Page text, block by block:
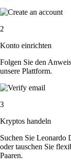
2
Konto einrichten
Folgen Sie den
unsere Plattform.
3
Kryptos handeln
Suchen Sie Leonardo
oder tauschen Sie
Paaren.